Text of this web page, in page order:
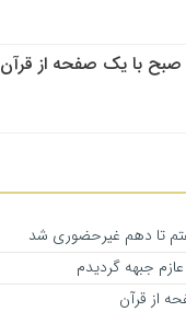
با یک صفحه از قرآن
تا دهم غیرحضوری شد
جبهه گردیدم
از قرآن